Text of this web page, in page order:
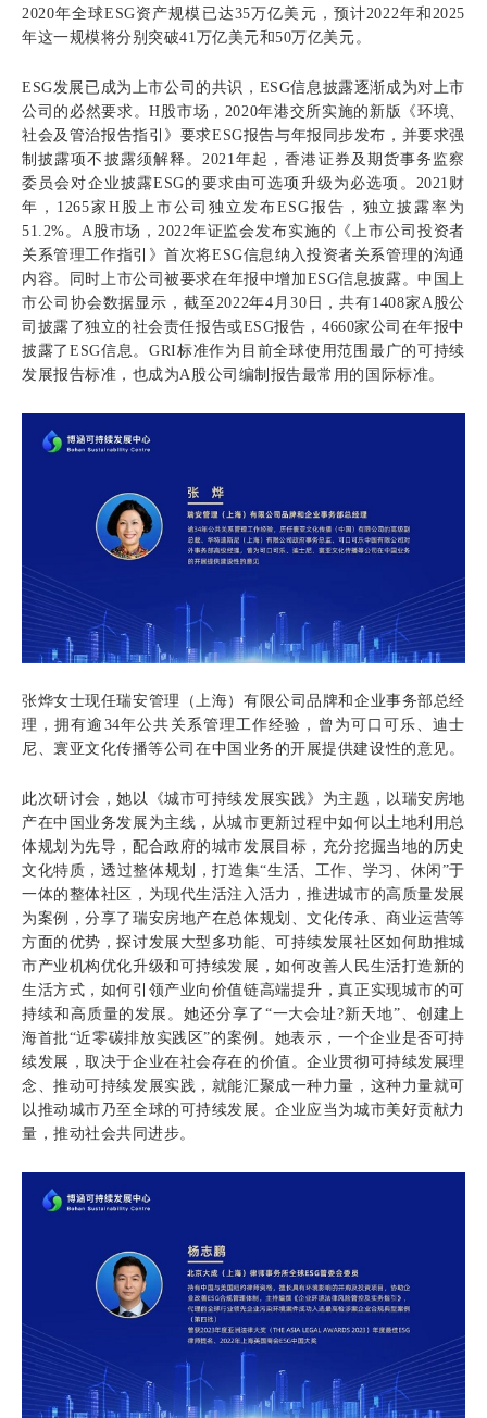
2020年全球ESG资产规模已达35万亿美元，预计2022年和2025
年这一规模将分别突破41万亿美元和50万亿美元。
ESG发展已成为上市公司的共识，ESG信息披露逐渐成为对上市
公司的必然要求。H股市场，2020年港交所实施的新版《环境、
社会及管治报告指引》要求ESG报告与年报同步发布，并要求强
制披露项不披露须解释。2021年起，香港证券及期货事务监察
委员会对企业披露ESG的要求由可选项升级为必选项。2021财
年，1265家H股上市公司独立发布ESG报告，独立披露率为
51.2%。A股市场，2022年证监会发布实施的《上市公司投资者
关系管理工作指引》首次将ESG信息纳入投资者关系管理的沟通
内容。同时上市公司被要求在年报中增加ESG信息披露。中国上
市公司协会数据显示，截至2022年4月30日，共有1408家A股公
司披露了独立的社会责任报告或ESG报告，4660家公司在年报中
披露了ESG信息。GRI标准作为目前全球使用范围最广的可持续
发展报告标准，也成为A股公司编制报告最常用的国际标准。
张烨女士现任瑞安管理（上海）有限公司品牌和企业事务部 总经
理，拥有逾 34年公共关系管理工作经验，曾为可口可乐、迪士
尼、寰亚文化传播等公司在中国业务的开展提供建设性的意见。
此次研讨会，她以《城市可持续发展实践》为主题，以瑞安房地
产在中国业务发展为主线，从城市更新过程中如何以土地利用总
体规划为先导，配合政府的城市发展目标，充分挖掘当地的历史
文化特质，透过整体规划，打造集“生活、工作、学习、休闲”于
一体的整体社区，为现代生活注入活力，推进城市的高质量发展
为案例，分享了瑞安房地产在总体规划、文化传承、商业运营等
方面的优势，探讨发展大型多功能、可持续发展社区如何助推城
市产业机构优化升级和可持续发展，如何改善人民生活打造新的
生活方式，如何引领产业向价值链高端提升，真正实现城市的可
持续和高质量的发展。她还分享了“一大会址?新天地”、创建上
海首批“近零碳排放实践区”的案例。她表示，一个企业是否可持
续发展，取决于企业在社会存在的价值。企业贯彻可持续发展理
念、推动可持续发展实践，就能汇聚成一种力量，这种力量就可
以推动城市乃至全球的可持续发展。企业应当为城市美好贡献力
量，推动社会共同进步。